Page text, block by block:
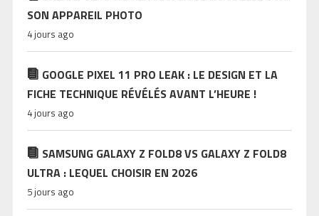
SON APPAREIL PHOTO
4 jours ago
GOOGLE PIXEL 11 PRO LEAK : LE DESIGN ET LA
FICHE TECHNIQUE RÉVÉLÉS AVANT L’HEURE !
4 jours ago
SAMSUNG GALAXY Z FOLD8 VS GALAXY Z FOLD8
ULTRA : LEQUEL CHOISIR EN 2026
5 jours ago